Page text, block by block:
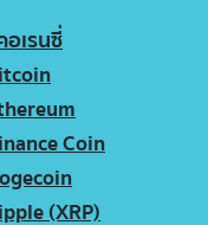
อเรนซี่
Coin
(XRP)